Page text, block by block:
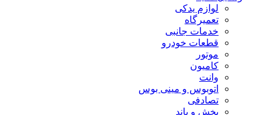
لوازم یدکی
تعمیرگاه
خدمات جانبی
قطعات خودرو
موتور
کامیون
وانت
اتوبوس و مینی بوس
تصادفی
پخش و باند